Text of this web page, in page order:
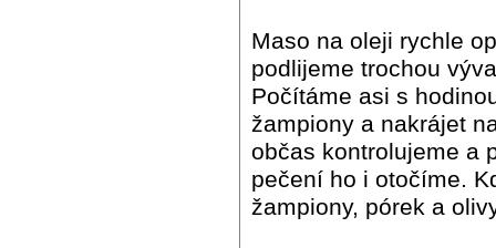
Maso na oleji rychle
podlijeme trochou
Počítáme asi s
žampiony a nakrájet
občas kontrolujeme a
pečení ho i otočíme.
žampiony, pórek a